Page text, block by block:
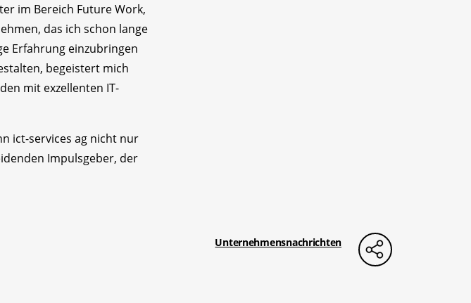
im Bereich Future Work,
das ich schon lange
Erfahrung einzubringen
begeistert mich
mit exzellenten IT-
ict-services ag nicht nur
Impulsgeber, der
Unternehmensnachrichten